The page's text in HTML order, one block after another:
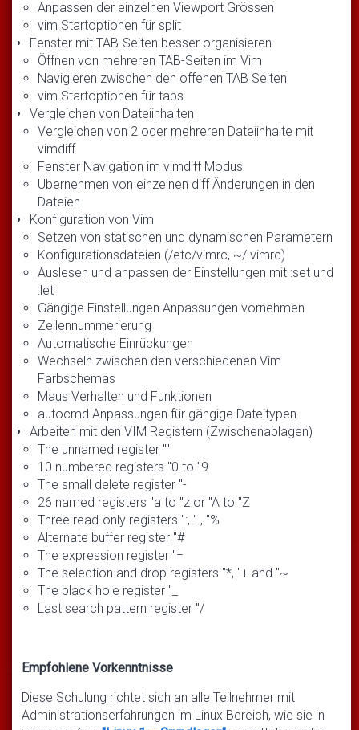
Anpassen der einzelnen Viewport Grössen
vim Startoptionen für split
Fenster mit TAB-Seiten besser organisieren
Öffnen von mehreren TAB-Seiten im Vim
Navigieren zwischen den offenen TAB Seiten
vim Startoptionen für tabs
Vergleichen von Dateiinhalten
Vergleichen von 2 oder mehreren Dateiinhalte mit
vimdiff
Fenster Navigation im vimdiff Modus
Übernehmen von einzelnen diff Änderungen in den
Dateien
Konfiguration von Vim
Setzen von statischen und dynamischen Parametern
Konfigurationsdateien (/etc/vimrc, ~/.vimrc)
Auslesen und anpassen der Einstellungen mit :set und
:let
Gängige Einstellungen Anpassungen vornehmen
Zeilennummerierung
Automatische Einrückungen
Wechseln zwischen den verschiedenen Vim
Farbschemas
Maus Verhalten und Funktionen
autocmd Anpassungen für gängige Dateitypen
Arbeiten mit den VIM Registern (Zwischenablagen)
The unnamed register ""
10 numbered registers "0 to "9
The small delete register "-
26 named registers "a to "z or "A to "Z
Three read-only registers ":, "., "%
Alternate buffer register "#
The expression register "=
The selection and drop registers "*, "+ and "~
The black hole register "_
Last search pattern register "/
Empfohlene Vorkenntnisse
Diese Schulung richtet sich an alle Teilnehmer mit
Administrationserfahrungen im Linux Bereich, wie sie in